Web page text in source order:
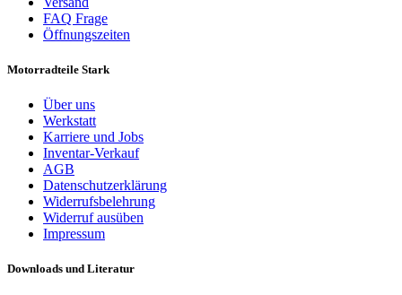
FAQ Frage
Öffnungszeiten
Motorradteile Stark
Über uns
Werkstatt
Karriere und Jobs
Inventar-Verkauf
AGB
Datenschutzerklärung
Widerrufsbelehrung
Widerruf ausüben
Impressum
Downloads und Literatur